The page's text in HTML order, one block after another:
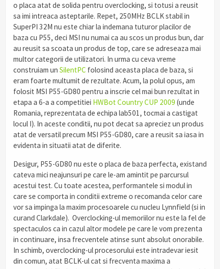
o placa atat de solida pentru overclocking, si totusi a reusit
sa imi intreaca asteptarile. Repet, 250MHz BCLK stabil in
SuperPI 32M nu este chiar la indemana tuturor placilor de
baza cu P55, deci MSI nu numai ca au scos un produs bun, dar
au reusit sa scoata un produs de top, care se adreseaza mai
multor categorii de utilizatori. In urma cu ceva vreme
construiam un SilentPC folosind aceasta placa de baza, si
eram foarte multumit de rezultate. Acum, la polul opus, am
folosit MSI P55-GD80 pentru a inscrie cel mai bun rezultat in
etapa a 6-a a competitiei HWBot Country CUP 2009 (unde
Romania, reprezentata de echipa lab501, tocmai a castigat
locul I). In aceste conditii, nu pot decat sa apreciez un produs
atat de versatil precum MSI P55-GD80, care a reusit sa iasa in
evidenta in situatii atat de diferite.
Desigur, P55-GD80 nu este o placa de baza perfecta, existand
cateva mici neajunsuri pe care le-am amintit pe parcursul
acestui test. Cu toate acestea, performantele si modul in
care se comporta in conditii extreme o recomanda celor care
vor sa impinga la maxim procesoarele cu nucleu Lynnfield (si in
curand Clarkdale). Overclocking-ul memoriilor nu este la fel de
spectaculos ca in cazul altor modele pe care le vom prezenta
in continuare, insa frecventele atinse sunt absolut onorabile.
In schimb, overclocking-ul procesorului este intradevar iesit
din comun, atat BCLK-ul cat si frecventa maxima a